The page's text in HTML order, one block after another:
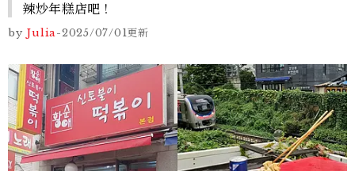
辣炒年糕店吧！
by Julia-2025/07/01更新